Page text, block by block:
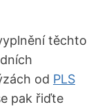
těchto
od PLS
pak řiďte